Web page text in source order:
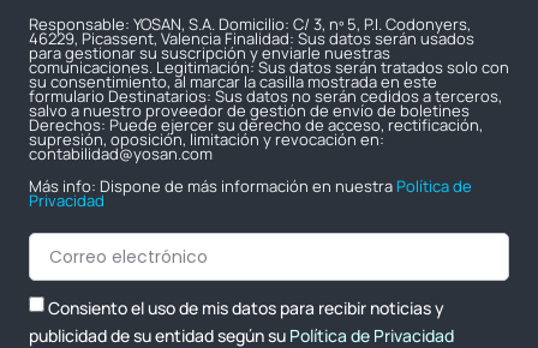
Responsable: YOSAN, S.A. Domicilio: C/ 3, nº 5, P.I. Codonyers,
46229, Picassent, Valencia Finalidad: Sus datos serán usados
para gestionar su suscripción y enviarle nuestras
comunicaciones. Legitimación: Sus datos serán tratados solo con
su consentimiento, al marcar la casilla mostrada en este
formulario Destinatarios: Sus datos no serán cedidos a terceros,
salvo a nuestro proveedor de gestión de envío de boletines
Derechos: Puede ejercer su derecho de acceso, rectificación,
supresión, oposición, limitación y revocación en:
contabilidad@yosan.com
Más info: Dispone de más información en nuestra Política de
Privacidad
Consiento el uso de mis datos para recibir noticias y
publicidad de su entidad según su Política de Privacidad